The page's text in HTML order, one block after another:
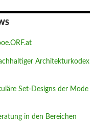
Architekturkodex
Set-Designs der Mode
in den Bereichen